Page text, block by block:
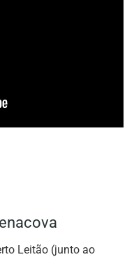
Leitão (junto ao